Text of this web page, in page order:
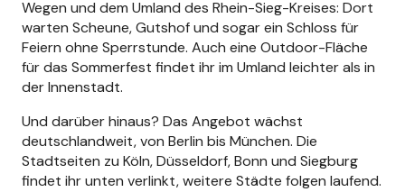
Wegen und dem Umland des Rhein-Sieg-Kreises: Dort
warten Scheune, Gutshof und sogar ein Schloss für
Feiern ohne Sperrstunde. Auch eine Outdoor-Fläche
für das Sommerfest findet ihr im Umland leichter als in
der Innenstadt.
Und darüber hinaus? Das Angebot wächst
deutschlandweit, von Berlin bis München. Die
Stadtseiten zu Köln, Düsseldorf, Bonn und Siegburg
findet ihr unten verlinkt, weitere Städte folgen laufend.